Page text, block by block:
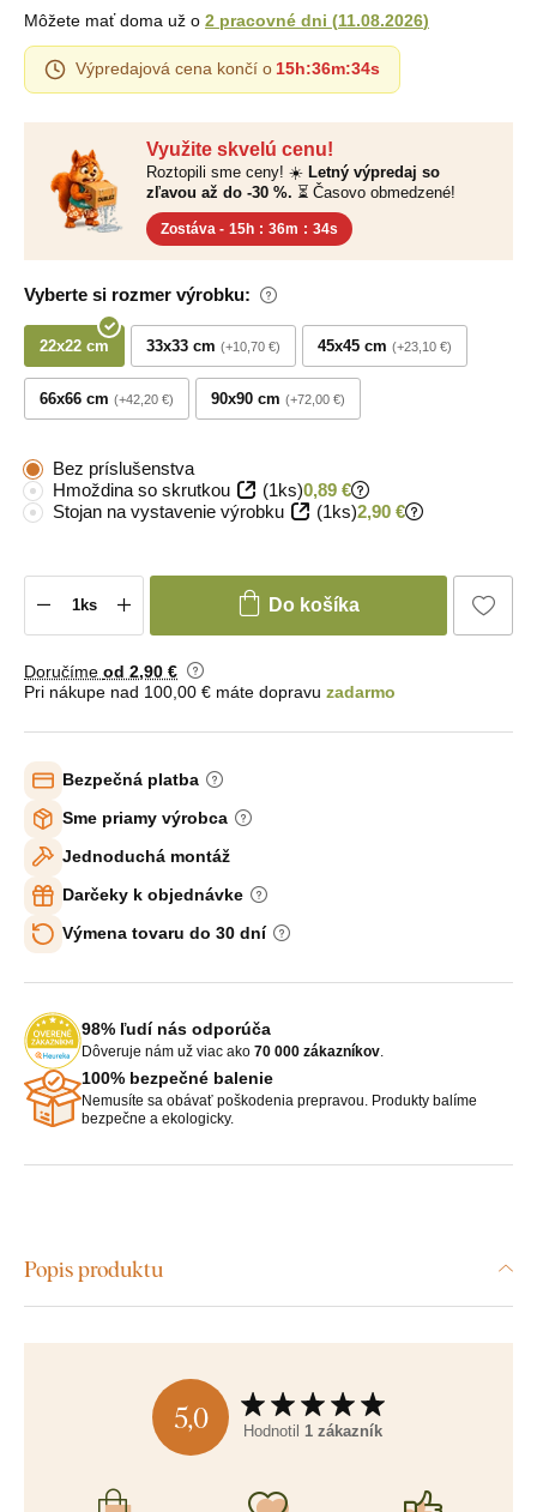
Využite skvelú cenu!
Roztopili sme ceny! ☀️ Letný výpredaj so
zľavou až do -30 %. ⏳ Časovo obmedzené!
Zostáva - 15h : 36m : 33s
Vyberte si rozmer výrobku:
22x22 cm 33x33 cm +10,70 € 45x45 cm +23,10 €
66x66 cm +42,20 € 90x90 cm +72,00 €
Môžete mať doma už o 2 pracovné dni (11.08.2026)
Výpredajová cena končí o 15h:36m:33s
Bez príslušenstva
Hmoždina so skrutkou
(1ks)0,89 €
Stojan na vystavenie výrobku
(1ks)2,90 €
Do košíka
Doručíme od 2,90 €
Pri nákupe nad 100,00 € máte dopravu zadarmo
Bezpečná platba
Sme priamy výrobca
Jednoduchá montáž
Darčeky k objednávke
Výmena tovaru do 30 dní
98% ľudí nás odporúča
Dôveruje nám už viac ako 70 000 zákazníkov
100% bezpečné balenie
Nemusíte sa obávať poškodenia prepravou. Produkty balíme
bezpečne a ekologicky.
Popis produktu
5,0 Hodnotil 1 zákazník